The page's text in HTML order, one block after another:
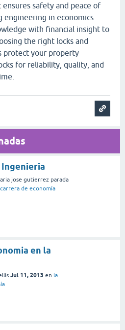
safety and peace of
engineering in economics
with financial insight to
the right locks and
protect your property
for reliability, quality, and
Ingenieria
jose gutierrez parada
de economía
en la
Jul 11, 2013 en la